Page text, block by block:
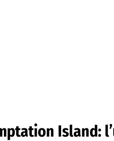
Island: